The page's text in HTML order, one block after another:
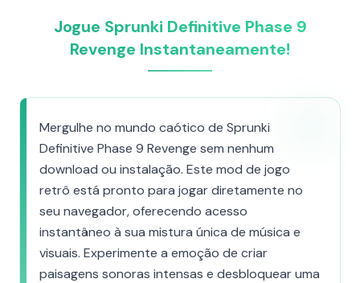
Jogue Sprunki Definitive Phase 9
Revenge Instantaneamente!
Mergulhe no mundo caótico de Sprunki
Definitive Phase 9 Revenge sem nenhum
download ou instalação. Este mod de jogo
retrô está pronto para jogar diretamente no
seu navegador, oferecendo acesso
instantâneo à sua mistura única de música e
visuais. Experimente a emoção de criar
paisagens sonoras intensas e desbloquear uma